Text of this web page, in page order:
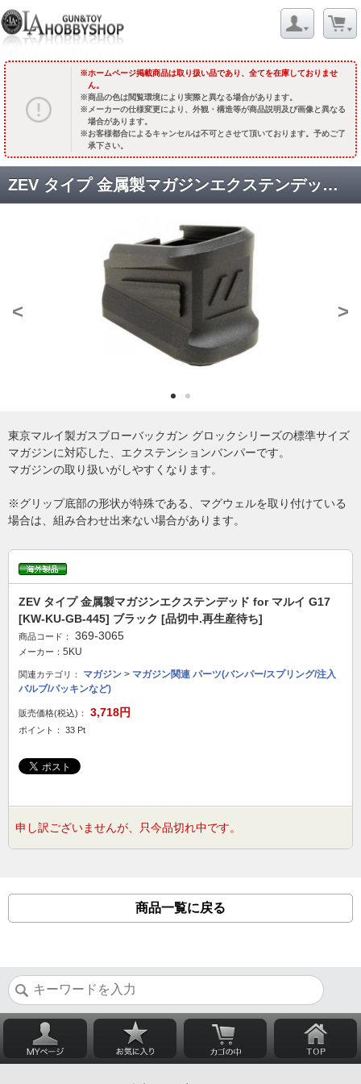
ホームページ掲載商品は取り扱い品であり、全てを在庫しておりませ
ん。
商品の色は閲覧環境により実際と異なる場合があります。
メーカーの仕様変更により、外観・構造等が商品説明及び画像と異なる
場合があります。
お客様都合によるキャンセルは不可とさせて頂いております。予めご了
承下さい。
ZEV タイプ 金属製マガジンエクステンデッド for マルイ G17 [KW-KU-GB-445] ブラック [品切中.再生産待ち]
< >
東京マルイ製ガスブローバックガン グロックシリーズの標準サイズ
マガジンに対応した、エクステンションバンパーです。
マガジンの取り扱いがしやすくなります。
※グリップ底部の形状が特殊である、マグウェルを取り付けている
場合は、組み合わせ出来ない場合があります。
ZEV タイプ 金属製マガジンエクステンデッド for マルイ G17
[KW-KU-GB-445] ブラック [品切中.再生産待ち]
商品コード： 369-3065
メーカー： 5KU
関連カテゴリ： マガジン > マガジン関連 パーツ(バンパー/スプリング/注入
バルブ/パッキンなど)
販売価格(税込)： 3,718円
ポイント： 33 Pt
申し訳ございませんが、只今品切れ中です。
商品一覧に戻る